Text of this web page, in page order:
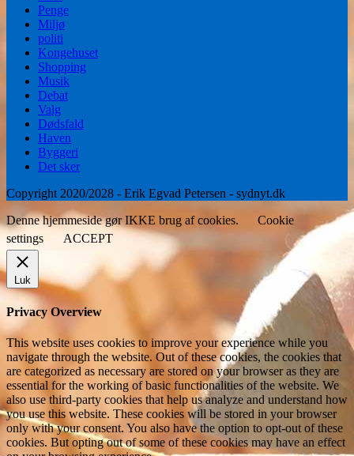
Penge
Miljø
politi
Kongehuset
Shopping
Musik
Debat
Valg
Dødsfald
Haven
Byggeri
Det sker
Copyright 2020/2028 - Erik Egvad Petersen - sydnyt.dk
Denne hjemmeside gør IKKE brug af cookies.
Cookie
settings
ACCEPT
Luk
Privacy Overview
This website uses cookies to improve your experience while you
navigate through the website. Out of these cookies, the cookies that
are categorized as necessary are stored on your browser as they are
essential for the working of basic functionalities of the website. We
also use third-party cookies that help us analyze and understand how
you use this website. These cookies will be stored in your browser
only with your consent. You also have the option to opt-out of these
cookies. But opting out of some of these cookies may have an effect